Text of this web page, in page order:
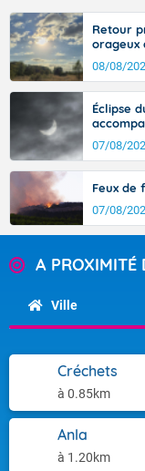
Retour
orageux
08/08/
Éclipse
07/08/
Feux de
07/08/
A PROXIMITÉ
Ville
Créchets
à 0.85km
Anla
à 1.20km